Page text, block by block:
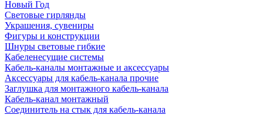
Новый Год
Световые гирлянды
Украшения, сувениры
Фигуры и конструкции
Шнуры световые гибкие
Кабеленесущие системы
Кабель-каналы монтажные и аксессуары
Аксессуары для кабель-канала прочие
Заглушка для монтажного кабель-канала
Кабель-канал монтажный
Соединитель на стык для кабель-канала